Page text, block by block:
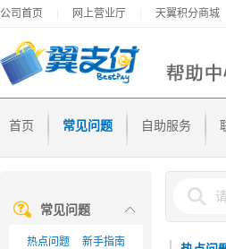
公司首页 网上营业厅 天翼积分商城
首页 常见问题 自助服务
常见问题
热点问题
新手指南